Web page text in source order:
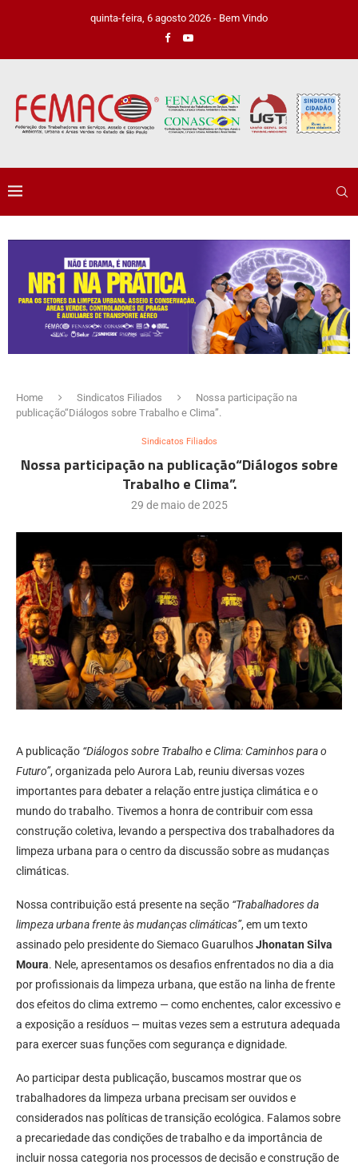
quinta-feira, 6 agosto 2026 - Bem Vindo
Home Sindicatos Filiados
Nossa participação na
publicação“Diálogos sobre Trabalho e Clima”.
Sindicatos Filiados
Nossa participação na publicação“Diálogos sobre
Trabalho e Clima”.
29 de maio de 2025
A publicação “Diálogos sobre Trabalho e Clima: Caminhos para o
Futuro”, organizada pelo Aurora Lab, reuniu diversas vozes
importantes para debater a relação entre justiça climática e o
mundo do trabalho. Tivemos a honra de contribuir com essa
construção coletiva, levando a perspectiva dos trabalhadores da
limpeza urbana para o centro da discussão sobre as mudanças
climáticas.
Nossa contribuição está presente na seção “Trabalhadores da
limpeza urbana frente às mudanças climáticas”, em um texto
assinado pelo presidente do Siemaco GuarulhosJhonatan Silva
Moura. Nele, apresentamos os desafios enfrentados no dia a dia
por profissionais da limpeza urbana, que estão na linha de frente
dos efeitos do clima extremo — como enchentes, calor excessivo e
a exposição a resíduos — muitas vezes sem a estrutura adequada
para exercer suas funções com segurança e dignidade.
Ao participar desta publicação, buscamos mostrar que os
trabalhadores da limpeza urbana precisam ser ouvidos e
considerados nas políticas de transição ecológica. Falamos sobre
a precariedade das condições de trabalho e da importância de
incluir nossa categoria nos processos de decisão e construção de